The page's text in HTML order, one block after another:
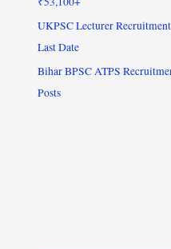
UKPSC Lecturer
Last Date
Bihar BPSC ATPS
Posts